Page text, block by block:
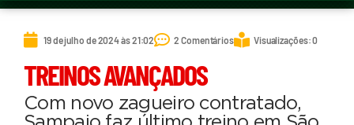
19 de julho de 2024 às 21:02 2 Comentários Visualizações: 0
TREINOS AVANÇADOS
Com novo zagueiro contratado,